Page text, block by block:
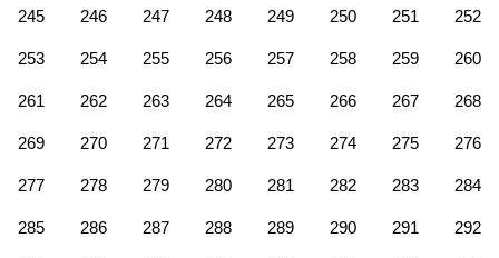
245 246 247 248 249 250 251 252
253 254 255 256 257 258 259 260
261 262 263 264 265 266 267 268
269 270 271 272 273 274 275 276
277 278 279 280 281 282 283 284
285 286 287 288 289 290 291 292